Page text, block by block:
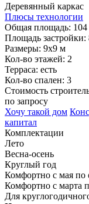
Деревянный каркас
Плюсы технологии
Общая площадь: 104
Площадь застройки:
Размеры: 9x9 м
Кол-во этажей: 2
Терраса: есть
Кол-во спален: 3
Стоимость
по запросу
Хочу такой дом
капитал
Комплектации
Лето
Весна-осень
Круглый год
Комфортно с мая по
Комфортно с марта
Для